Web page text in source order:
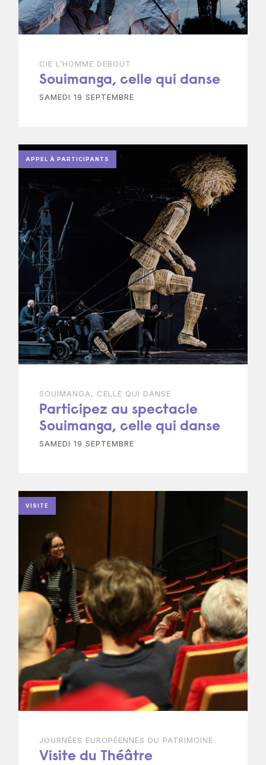
CIE L’HOMME DEBOUT
Souimanga, celle qui danse
SAMEDI 19 SEPTEMBRE
APPEL À PARTICIPANTS
SOUIMANGA, CELLE QUI DANSE
Participez au spectacle
Souimanga, celle qui danse
SAMEDI 19 SEPTEMBRE
VISITE
JOURNÉES EUROPÉENNES DU PATRIMOINE
Visite du Théâtre